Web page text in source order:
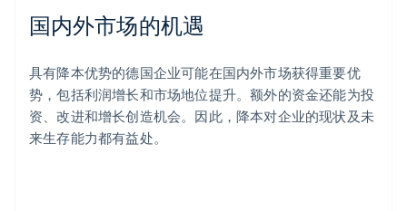
国内外市场的机遇
具有降本优势的德国企业可能在国内外市场获得重要优
势，包括利润增长和市场地位提升。额外的资金还能为投
资、改进和增长创造机会。因此，降本对企业的现状及未
来生存能力都有益处。